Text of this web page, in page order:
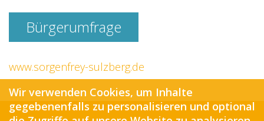
Bürgerumfrage
www.sorgenfrey-sulzberg.de
Wir verwenden Cookies, um Inhalte
gegebenenfalls zu personalisieren und optional